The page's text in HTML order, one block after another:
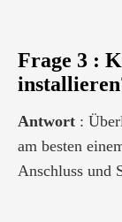
Frage 3 :
Antwort :
am besten
Anschluss und